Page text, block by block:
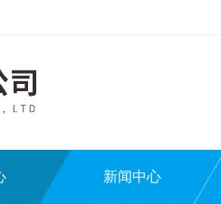
新闻中心